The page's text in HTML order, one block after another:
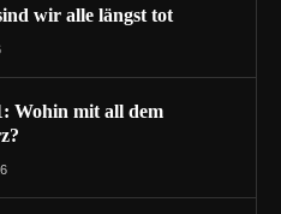
wir alle längst tot
Wohin mit all dem